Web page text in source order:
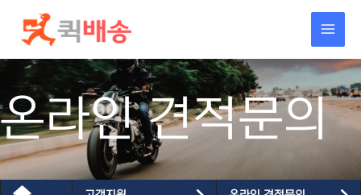
건너뛰기
온라인 견적문의